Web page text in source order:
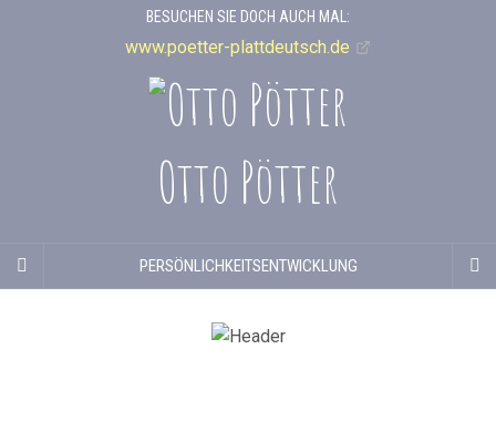
BESUCHEN SIE DOCH AUCH MAL:
www.poetter-plattdeutsch.de
Otto Pötter
PERSÖNLICHKEITSENTWICKLUNG